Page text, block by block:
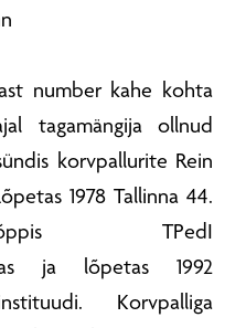
number kahe kohta
tagamängija ollnud
korvpallurite Rein
1978 Tallinna 44.
TPedI
ja lõpetas 1992
Korvpalliga